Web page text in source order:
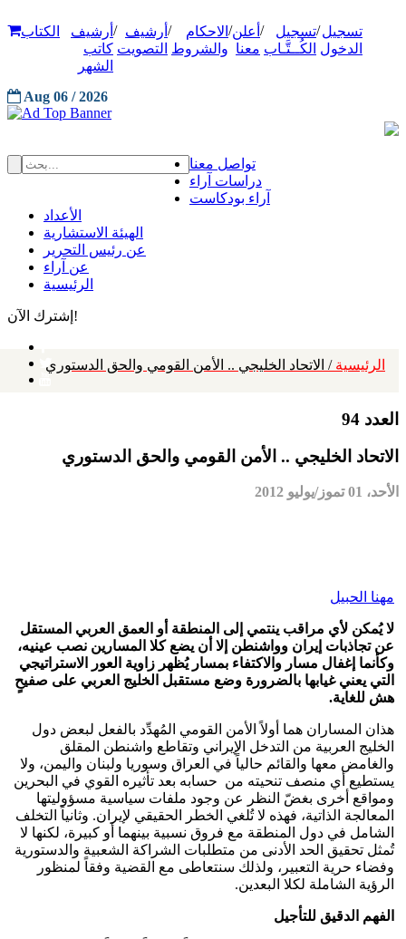
تسجيل
الدخول
/تسجيل
الكُــتَّـاب
/ أعلن
معنا
/ الاحكام
والشروط
/ أرشيف
التصويت
/ أرشيف
كاتب
الشهر
الكتاب
Aug 06 / 2026
تواصل معنا
دراسات آراء
آراء بودكاست
الأعداد
الهيئة الاستشارية
عن رئيس التحرير
عن آراء
الرئيسية
إشترك الآن!
الرئيسية / الاتحاد الخليجي .. الأمن القومي والحق الدستوري
العدد 94
الاتحاد الخليجي .. الأمن القومي والحق الدستوري
الأحد، 01 تموز/يوليو 2012
مهنا الحبيل
لا يُمكن لأي مراقب ينتمي إلى المنطقة أو العمق العربي المستقل
عن تجاذبات إيران وواشنطن إلا أن يضع كلا المسارين نصب عينيه،
وكأنما إغفال مسار والاكتفاء بمسار يُظهر زاوية العور الاستراتيجي
التي يعني غيابها بالضرورة وضع مستقبل الخليج العربي على صفيحٍ
هش للغاية.
هذان المساران هما أولاً الأمن القومي المُهدِّد بالفعل لبعض دول
الخليج العربية من التدخل الإيراني وتقاطع واشنطن المقلق
والغامض معها والقائم حالياً في العراق وسوريا ولبنان واليمن، ولا
يستطيع أي منصف تنحيته من حسابه بعد تأثيره القوي في البحرين
ومواقع أخرى بغضّ النظر عن وجود ملفات سياسية مسؤوليتها
المعالجة الذاتية، فهذه لا تُلغي الخطر الحقيقي لإيران. وثانياً التخلف
الشامل في دول المنطقة مع فروق نسبية بينهما أو كبيرة، لكنها لا
تُمثل تحقيق الحد الأدنى من متطلبات الشراكة الشعبية والدستورية
وفضاء حرية التعبير، ولذلك سنتعاطى مع القضية وفقاً لمنظور
الرؤية الشاملة لكلا البعدين.
الفهم الدقيق للتأجيل